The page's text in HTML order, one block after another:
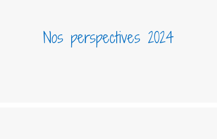
Nos perspectives 2024